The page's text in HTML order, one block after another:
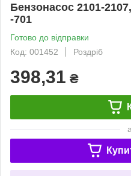
Бензонасос 2101-
-701
Готово до відправки
Код: 001452
Роздріб
398,31 ₴